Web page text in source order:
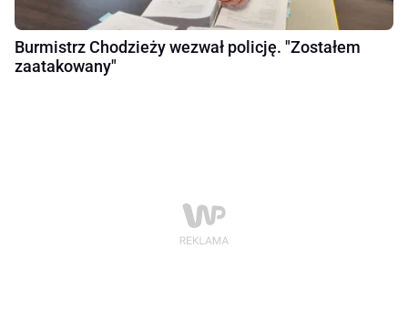
Burmistrz Chodzieży wezwał policję. "Zostałem
zaatakowany"